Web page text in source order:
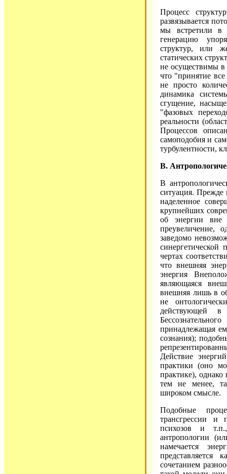
Процесс
развязывается
мы встретили в
генерацию
структур, или
статических
не осуществимы в
что "принятие все
не просто
динамика
сгущение,
"фазовых
реальности
Процессов
самоподобия и
турбулентности,
В.
В
ситуация. Прежде
наделенное
крупнейших
об энергии вне
преувеличение,
заведомо
чертах
что внешняя
энергия
являющаяся
внешняя лишь в
не
действующей в
принадлежащая
сознания);
Действие
практики (оно
практике),
тем не менее,
широком смысле.
Подобные
трансгрессии и
психозов и т.п.,
антропологии
намечается
сочетанием